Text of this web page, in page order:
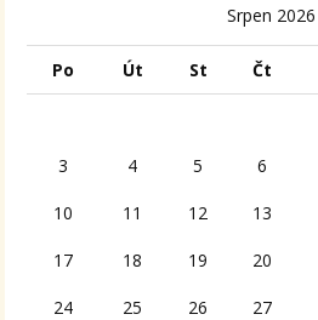
Srpen 2026
Po Út St Čt
3 4 5 6
10 11 12 13
17 18 19 20
24 25 26 27